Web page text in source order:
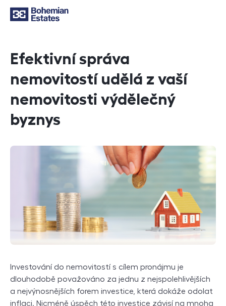
Efektivní správa
nemovitostí udělá z vaší
nemovitosti výdělečný
byznys
Investování do nemovitostí s cílem pronájmu je
dlouhodobě považováno za jednu z nejspolehlivějších
a nejvýnosnějších forem investice, která dokáže odolat
inflaci. Nicméně úspěch této investice závisí na mnoha